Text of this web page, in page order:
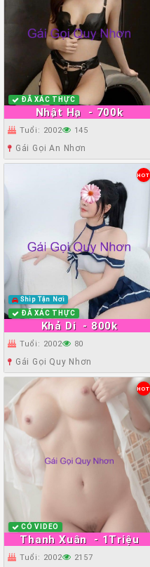
Nhật Hạ - 700k
ĐÃ XÁC THỰC
Tuổi: 2002 145
Gái Gọi An Nhơn
Khả Di - 800k
HOT
Ship Tận Nơi
ĐÃ XÁC THỰC
Tuổi: 2002 80
Gái Gọi Quy Nhơn
Thanh Xuân - 1Triệu
HOT
CÓ VIDEO
Tuổi: 2002 2157